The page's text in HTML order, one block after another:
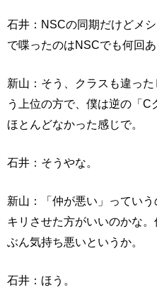
石井：NSCの同期だけどメ
で喋ったのはNSCでも何回あ
新山：そう、クラスも違っ
う上位の方で、僕は逆の「
ほとんどなかった感じで。
石井：そうやな。
新山：「仲が悪い」ってい
キリさせた方がいいのかな
ぶん気持ち悪いというか。
石井：ほう。